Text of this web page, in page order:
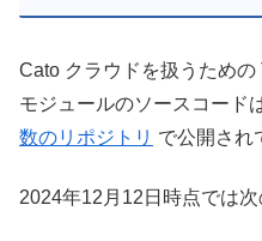
Cato クラウドを扱うため
モジュールのソースコードは
数のリポジトリ で公開され
2024年12月12日時点では次